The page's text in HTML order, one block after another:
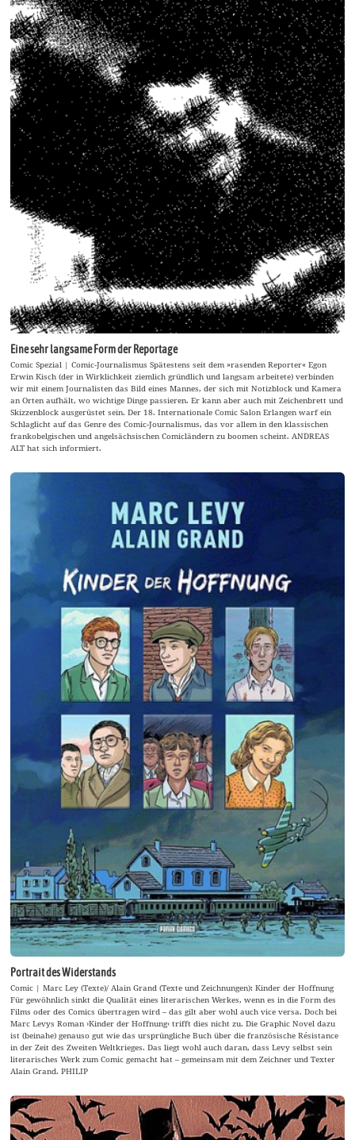
Eine sehr langsame Form der Reportage
Comic Spezial | Comic-Journalismus Spätestens seit dem »rasenden Reporter« Egon
Erwin Kisch (der in Wirklichkeit ziemlich gründlich und langsam arbeitete) verbinden
wir mit einem Journalisten das Bild eines Mannes, der sich mit Notizblock und Kamera
an Orten aufhält, wo wichtige Dinge passieren. Er kann aber auch mit Zeichenbrett und
Skizzenblock ausgerüstet sein. Der 18. Internationale Comic Salon Erlangen warf ein
Schlaglicht auf das Genre des Comic-Journalismus, das vor allem in den klassischen
frankobelgischen und angelsächsischen Comicländern zu boomen scheint. ANDREAS
ALT hat sich informiert.
Portrait des Widerstands
Comic | Marc Ley (Texte)/ Alain Grand (Texte und Zeichnungen): Kinder der Hoffnung
Für gewöhnlich sinkt die Qualität eines literarischen Werkes, wenn es in die Form des
Films oder des Comics übertragen wird – das gilt aber wohl auch vice versa. Doch bei
Marc Levys Roman ›Kinder der Hoffnung‹ trifft dies nicht zu. Die Graphic Novel dazu
ist (beinahe) genauso gut wie das ursprüngliche Buch über die französische Résistance
in der Zeit des Zweiten Weltkrieges. Das liegt wohl auch daran, dass Levy selbst sein
literarisches Werk zum Comic gemacht hat – gemeinsam mit dem Zeichner und Texter
Alain Grand. PHILIP